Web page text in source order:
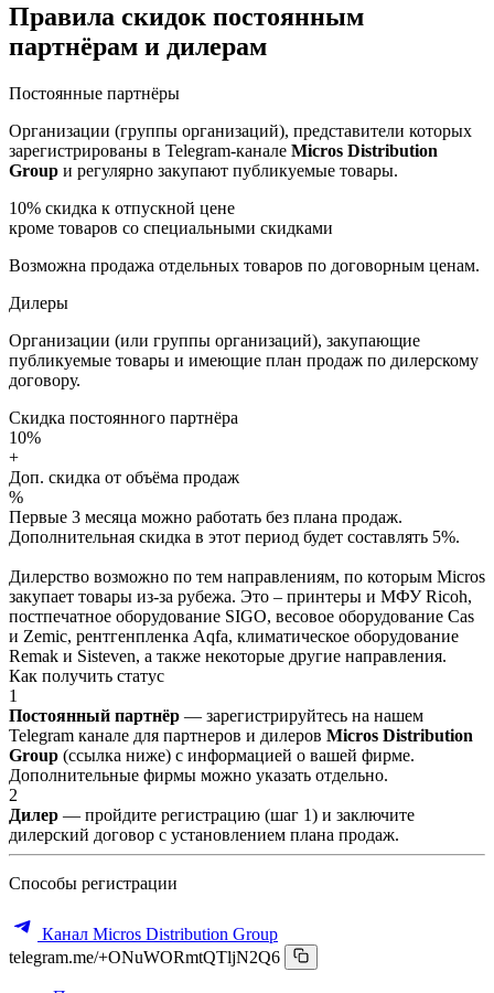
Правила скидок постоянным
партнёрам и дилерам
Постоянные партнёры
Организации (группы организаций), представители которых
зарегистрированы в Telegram-канале Micros Distribution
Group и регулярно закупают публикуемые товары.
10% скидка к отпускной цене
кроме товаров со специальными скидками
Возможна продажа отдельных товаров по договорным ценам.
Дилеры
Организации (или группы организаций), закупающие
публикуемые товары и имеющие план продаж по дилерскому
договору.
Скидка постоянного партнёра
10%
+
Доп. скидка от объёма продаж
%
Первые 3 месяца можно работать без плана продаж.
Дополнительная скидка в этот период будет составлять 5%.
Дилерство возможно по тем направлениям, по которым Micros
закупает товары из-за рубежа. Это – принтеры и МФУ Ricoh,
постпечатное оборудование SIGO, весовое оборудование Cas
и Zemic, рентгенпленка Aqfa, климатическое оборудование
Remak и Sisteven, а также некоторые другие направления.
Как получить статус
1
Постоянный партнёр — зарегистрируйтесь на нашем
Telegram канале для партнеров и дилеров Micros Distribution
Group (ссылка ниже) с информацией о вашей фирме.
Дополнительные фирмы можно указать отдельно.
2
Дилер — пройдите регистрацию (шаг 1) и заключите
дилерский договор с установлением плана продаж.
Способы регистрации
Канал Micros Distribution Group
telegram.me/+ONuWORmtQTljN2Q6